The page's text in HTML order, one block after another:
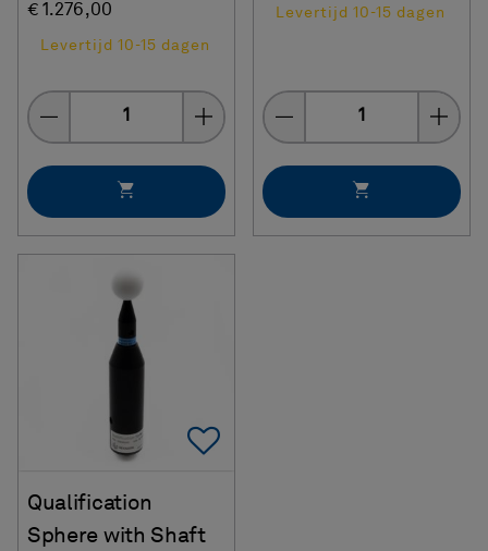
€ 1.276,00
Levertijd 10-15 dagen
Quantity
Levertijd 10-15 dagen
Quantity
Add To Favorites
Qualification
Sphere with Shaft